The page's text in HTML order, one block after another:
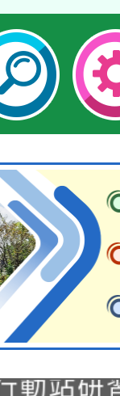
第2次
(無人
動站研